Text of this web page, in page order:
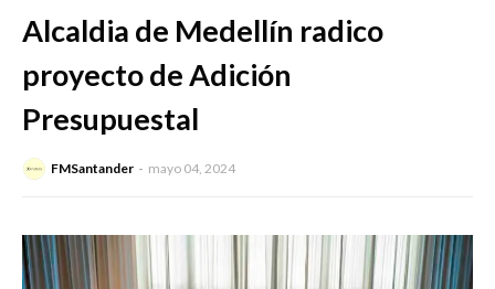
Alcaldia de Medellín radico
proyecto de Adición
Presupuestal
FMSantander mayo 04, 2024